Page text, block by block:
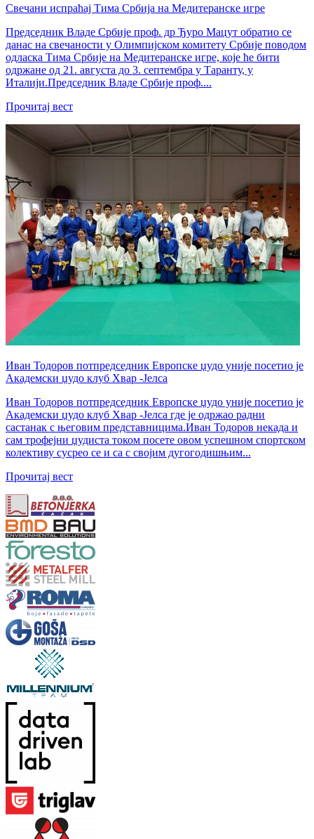
Свечани испраћај Тима Србија на Медитеранске игре
Председник Владе Србије проф. др Ђуро Мацут обратио се
данас на свечаности у Олимпијском комитету Србије поводом
одласка Тима Србије на Медитеранске игре, које ће бити
одржане од 21. августа до 3. септембра у Таранту, у
Италији.Председник Владе Србије проф....
Прочитај вест
Иван Тодоров потпредседник Европске џудо уније посетио је
Академски џудо клуб Хвар -Јелса
Иван Тодоров потпредседник Европске џудо уније посетио је
Академски џудо клуб Хвар -Јелса где је одржао радни
састанак с његовим представницима.Иван Тодоров некада и
сам трофејни џудиста током посете овом успешном спортском
колективу сусрео се и са с својим дугогодишњим...
Прочитај вест